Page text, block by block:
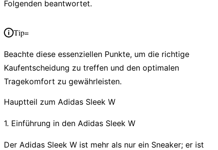
Folgenden beantwortet.
Tip=
Beachte diese essenziellen Punkte, um die richtige
Kaufentscheidung zu treffen und den optimalen
Tragekomfort zu gewährleisten.
Hauptteil zum Adidas Sleek W
1. Einführung in den Adidas Sleek W
Der Adidas Sleek W ist mehr als nur ein Sneaker; er ist